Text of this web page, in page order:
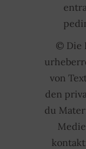
© Die
von
den
du